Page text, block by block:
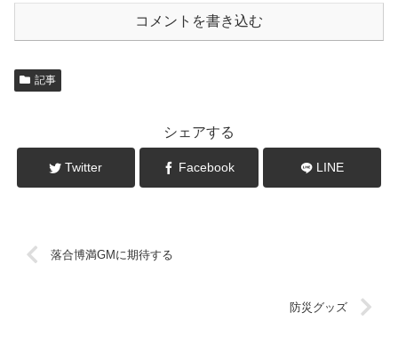
コメントを書き込む
記事
シェアする
Twitter Facebook LINE
落合博満GMに期待する
防災グッズ